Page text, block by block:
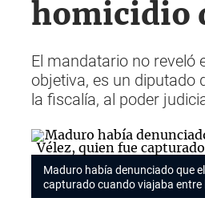
homicidio
El mandatario no reveló
objetiva, es un diputado
la fiscalía, al poder
Maduro había denunciado que
capturado cuando viajaba entre